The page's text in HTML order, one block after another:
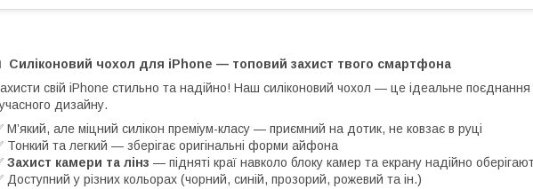
Силіконовий чохол для iPhone — топовий захист твого смартфона
свій iPhone стильно та надійно! Наш силіконовий чохол — це ідеальне поєднання
дизайну.
М’який, але міцний силікон преміум-класу — приємний на дотик, не ковзає в руці
Тонкий та легкий — зберігає оригінальні форми айфона
Захист камери та лінз — підняті краї навколо блоку камер та екрану надійно
Доступний у різних кольорах (чорний, синій, прозорий, рожевий та ін.)